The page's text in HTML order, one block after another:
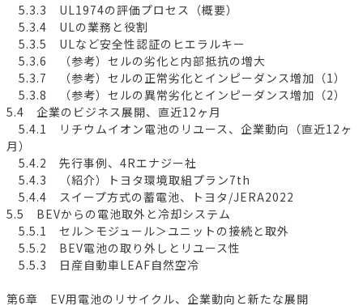
5.3.3 UL1974の評価プロセス（概要）
5.3.4 ULの業務と役割
5.3.5 ULなど安全性認証のヒエラルキー
5.3.6 （参考）セルの劣化と内部抵抗の増大
5.3.7 （参考）セルの正常劣化とインピーダンス増加（1）
5.3.8 （参考）セルの異常劣化とインピーダンス増加（2）
5.4 企業のビジネス展開、直近12ヶ月
5.4.1 リチウムイオン電池のリユース、企業動向（直近12ヶ
月）
5.4.2 先行事例、4Rエナジー社
5.4.3 （紹介）トヨタ環境取組プラン7th
5.4.4 スイープ方式の蓄電池、トヨタ/JERA2022
5.5 BEVからの電池取外と冷却システム
5.5.1 セル＞モジュール＞ユニットの接続と取外
5.5.2 BEV電池の取り外しとリユース性
5.5.3 日産自動車LEAF自然空冷
第6章 EV用電池のリサイクル、企業動向と新たな展開